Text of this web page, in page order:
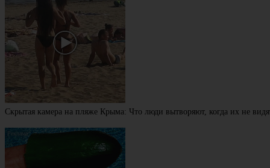
Скрытая камера на пляже Крыма: Что люди вытворяют, когда их не